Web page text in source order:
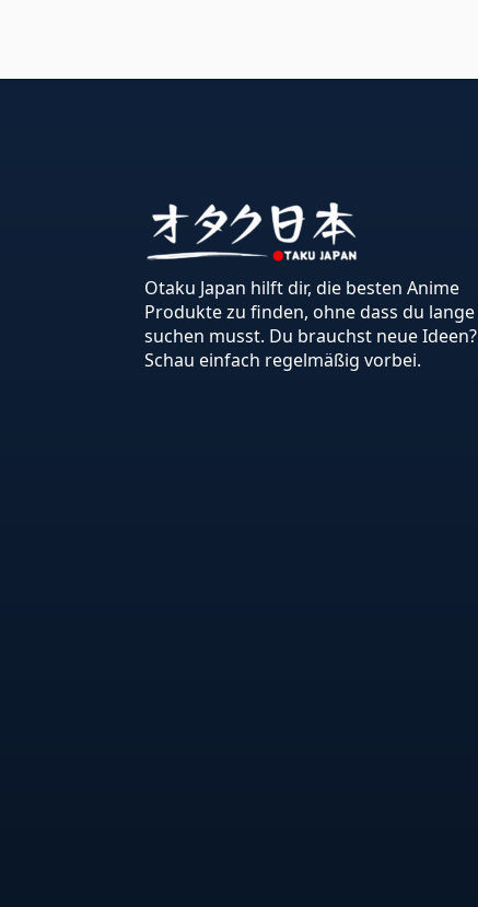
Otaku Japan hilft dir, die besten Anime
Produkte zu finden, ohne dass du lange
suchen musst. Du brauchst neue Ideen?
Schau einfach regelmäßig vorbei.